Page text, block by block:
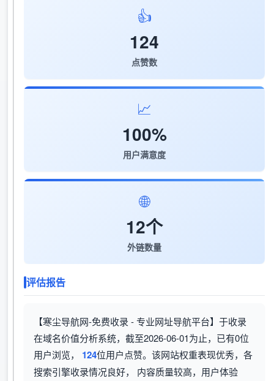
👍
124
点赞数
📈
100%
用户满意度
🌐
12个
外链数量
评估报告
【寒尘导航网-免费收录 - 专业网址导航平台】于收录
在域名价值分析系统，截至2026-06-01为止，已有0位
用户浏览， 124位用户点赞。该网站权重表现优秀，各
搜索引擎收录情况良好， 内容质量较高，用户体验